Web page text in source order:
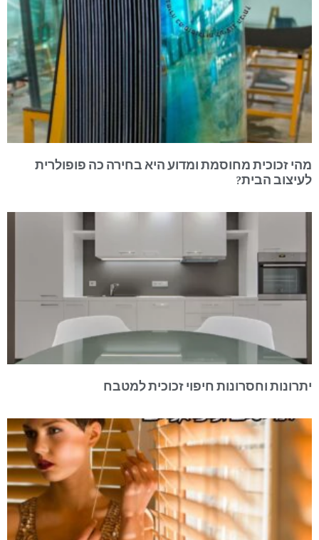
מהי זכוכית מחוסמת ומדוע היא בחירה כה פופולרית
לעיצוב הבית?
יתרונות וחסרונות חיפוי זכוכית למטבח